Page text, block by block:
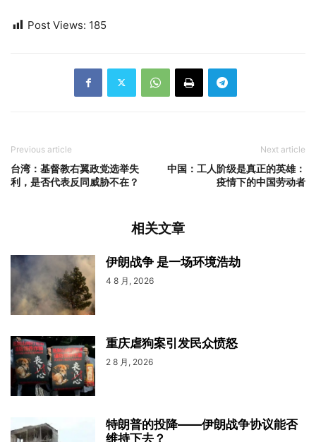
Post Views: 185
Previous article
台湾：基督教右翼政党选举失
利，是否代表反同威胁不在？
Next article
中国：工人阶级是真正的英雄：
疫情下的中国劳动者
相关文章
伊朗战争 是一场环境浩劫
4 8 月, 2026
重庆虐狗案引发民众愤怒
2 8 月, 2026
特朗普的投降——伊朗战争协议能否
维持下去？